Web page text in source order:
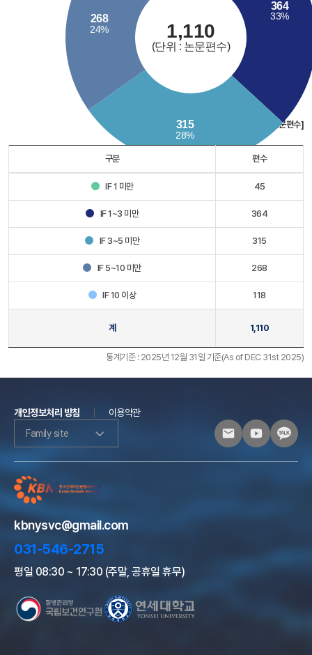
[단위 : 논문편수]
구분 편수
IF 1 미만 45
IF 1~3 미만 364
IF 3~5 미만 315
IF 5~10 미만 268
IF 10 이상 118
계 1,110
통계기준 : 2025년 12월 31일 기준(As of DEC 31st 2025)
개인정보처리 방침
이용약관
Family site
kbnysvc@gmail.com
031-546-2715
평일 08:30 ~ 17:30 (주말, 공휴일 휴무)